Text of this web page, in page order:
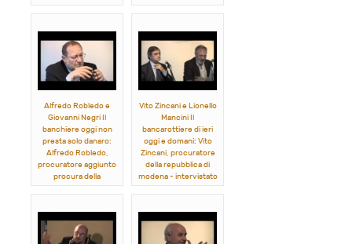
Alfredo Robledo e
Giovanni Negri Il
banchiere oggi non
presta solo danaro:
Alfredo Robledo,
procuratore aggiunto
procura della
Giovanni Negri,
giornalista, il sole 24
ore
Vito Zincani e Lionello
Mancini Il
bancarottiere di ieri
oggi e domani: Vito
Zincani, procuratore
della repubblica di
modena - intervistato
ore